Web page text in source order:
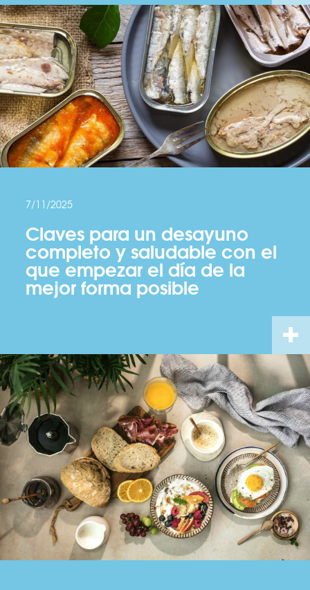
7/11/2025
Claves para un desayuno
completo y saludable con el
que empezar el día de la
mejor forma posible